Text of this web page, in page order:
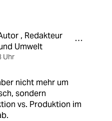
, Redakteur
Umwelt
Uhr
nicht mehr um
sondern
vs. Produktion im